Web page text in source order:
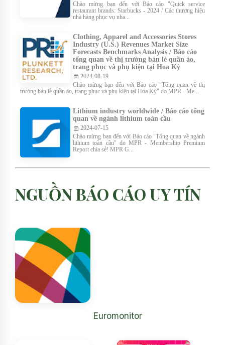
Chào mừng bạn đến với Báo cáo "Quick service
restaurant brands: Starbucks - 2024 / Các thương hiệu
nhà hàng phục vụ nha...
Clothing, Apparel and Accessories Stores
Industry (U.S.) Revenues Market Size
Forecasts Benchmarks Analysis / Báo cáo
tổng quan về thị trường bán lẻ quần áo,
trang phục và phụ kiện tại Hoa Kỳ
2024-08-19
Chào mừng bạn đến với Báo cáo "Tổng quan về thị
trường bán lẻ quần áo, trang phục và phụ kiện tại Hoa Kỳ" do MPR - Me...
Lithium industry worldwide / Báo cáo tổng
quan về ngành lithium toàn cầu
2024-07-15
Chào mừng bạn đến với Báo cáo "Tổng quan về ngành
lithium toàn cầu" do MPR - Membership Premium
Report chia sẻ! MPR G...
NGUỒN BÁO CÁO UY TÍN
Euromonitor